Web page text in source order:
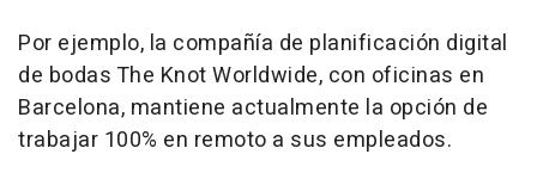
Por ejemplo, la compañía de planificación digital
de bodas The Knot Worldwide, con oficinas en
Barcelona, mantiene actualmente la opción de
trabajar 100% en remoto a sus empleados.